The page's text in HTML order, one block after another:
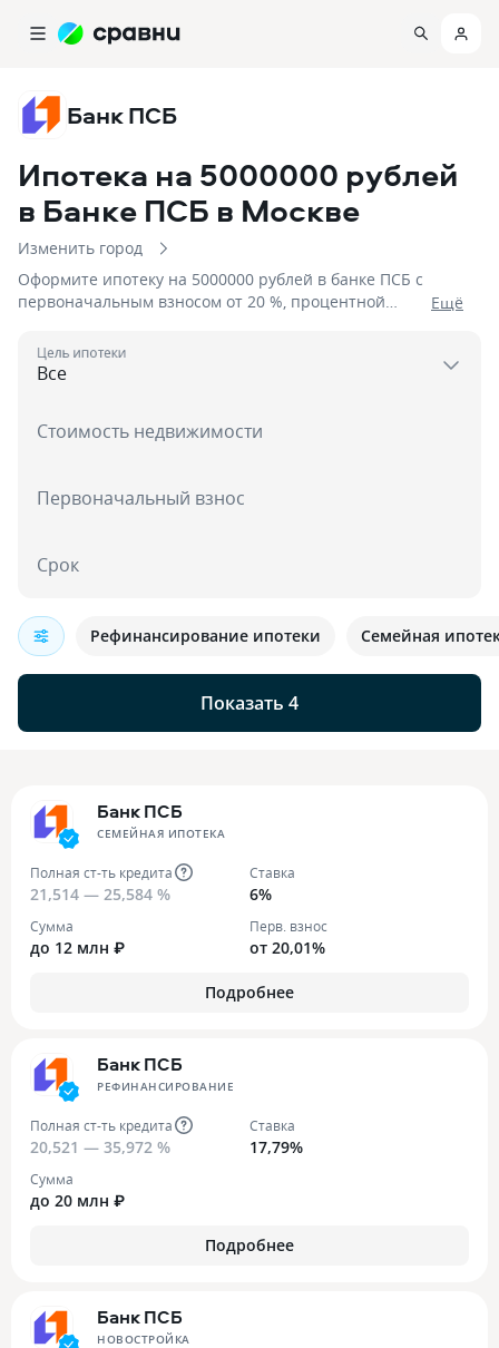
Банк ПСБ
Ипотека на 5000000 рублей
в Банке ПСБ в Москве
Изменить город
Оформите ипотеку на 5000000 рублей в банке ПСБ с
первоначальным взносом от 20 %, процентной
Eщё
Цель ипотеки
Стоимость недвижимости
Первоначальный взнос
Срок
Показать 4
Рефинансирование ипотеки Семейная
Банк ПСБ
СЕМЕЙНАЯ ИПОТЕКА
Полная ст-ть кредита
21,514 — 25,584 %
Ставка
6%
Сумма
до 12 млн ₽
Перв. взнос
от 20,01%
Подробнее
Банк ПСБ
РЕФИНАНСИРОВАНИЕ
Полная ст-ть кредита
20,521 — 35,972 %
Ставка
17,79%
Сумма
до 20 млн ₽
Подробнее
Банк ПСБ
НОВОСТРОЙКА